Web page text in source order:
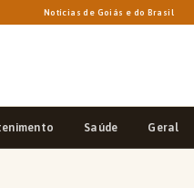
Notícias de Goiás e do Brasil
Saúde Geral